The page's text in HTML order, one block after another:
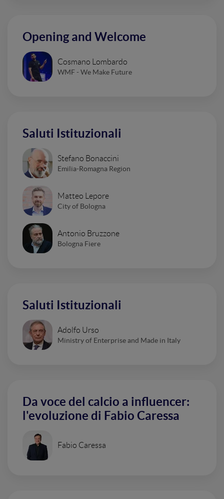
Opening and Welcome
Cosmano Lombardo
WMF - We Make Future
Saluti Istituzionali
Stefano Bonaccini
Emilia-Romagna Region
Matteo Lepore
City of Bologna
Antonio Bruzzone
Bologna Fiere
Saluti Istituzionali
Adolfo Urso
Ministry of Enterprise and Made in Italy
Da voce del calcio a influencer:
l'evoluzione di Fabio Caressa
Fabio Caressa